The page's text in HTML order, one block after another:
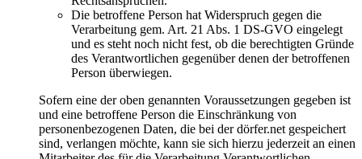
Die betroffene Person hat Widerspruch gegen die
Verarbeitung gem. Art. 21 Abs. 1 DS-GVO eingelegt
und es steht noch nicht fest, ob die berechtigten Gründe
des Verantwortlichen gegenüber denen der betroffenen
Person überwiegen.
Sofern eine der oben genannten Voraussetzungen gegeben ist
und eine betroffene Person die Einschränkung von
personenbezogenen Daten, die bei der dörfer.net gespeichert
sind, verlangen möchte, kann sie sich hierzu jederzeit an einen